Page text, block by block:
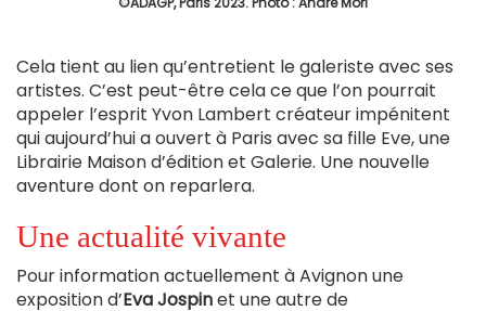
Cela tient au lien qu’entretient le galeriste avec ses
artistes. C’est peut-être cela ce que l’on pourrait
appeler l’esprit Yvon Lambert créateur impénitent
qui aujourd’hui a ouvert à Paris avec sa fille Eve, une
Librairie Maison d’édition et Galerie. Une nouvelle
aventure dont on reparlera.
Une actualité vivante
Pour information actuellement à Avignon une
exposition d’Eva Jospinet une autre de